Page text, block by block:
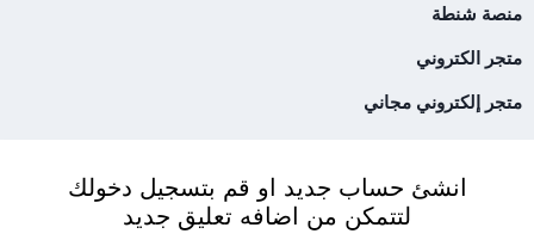
منصة شنطة
متجر الكتروني
متجر إلكتروني مجاني
انشئ حساب جديد او قم بتسجيل دخولك
لتتمكن من اضافه تعليق جديد